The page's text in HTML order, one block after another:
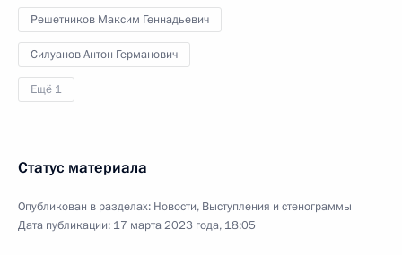
Решетников Максим Геннадьевич
Силуанов Антон Германович
Ещё 1
Статус материала
Опубликован в разделах: Новости, Выступления и стенограммы
Дата публикации: 17 марта 2023 года, 18:05